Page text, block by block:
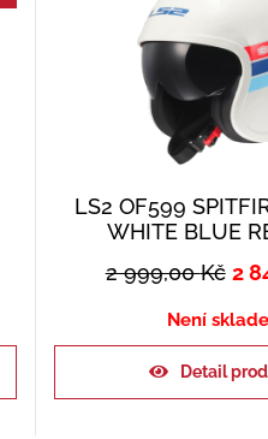
LS2 OF599
WHITE BLUE
2 999,00Kč 2
Není
Detail